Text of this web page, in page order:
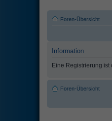
Foren-Übersicht
Information
Eine Registrierung ist
Foren-Übersicht